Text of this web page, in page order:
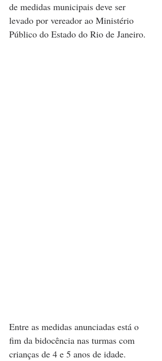
de medidas municipais deve ser
levado por vereador ao Ministério
Público do Estado do Rio de Janeiro.
Entre as medidas anunciadas está o
fim da bidocência nas turmas com
crianças de 4 e 5 anos de idade.